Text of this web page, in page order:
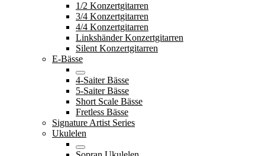
1/2 Konzertgitarren
3/4 Konzertgitarren
4/4 Konzertgitarren
Linkshänder Konzertgitarren
Silent Konzertgitarren
E-Bässe
4-Saiter Bässe
5-Saiter Bässe
Short Scale Bässe
Fretless Bässe
Signature Artist Series
Ukulelen